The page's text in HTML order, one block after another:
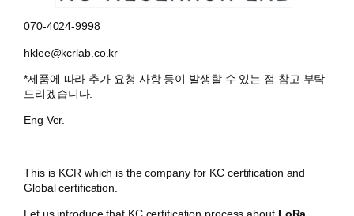
070-4024-9998
hklee@kcrlab.co.kr
*제품에 따라 추가 요청 사항 등이 발생할 수 있는 점 참고 부탁
드리겠습니다.
Eng Ver.
This is KCR which is the company for KC certification and
Global certification.